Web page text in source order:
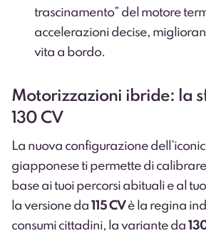
trascinamento” del motore
accelerazioni decise,
vita a bordo.
Motorizzazioni ibride: la
130 CV
La nuova configurazione
giapponese ti permette di
base ai tuoi percorsi abituali e al
la versione da 115 CVè la regina
consumi cittadini, la variante da